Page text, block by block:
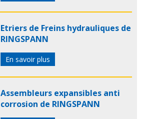
Etriers de Freins hydrauliques de
RINGSPANN
En savoir plus
Assembleurs expansibles anti
corrosion de RINGSPANN